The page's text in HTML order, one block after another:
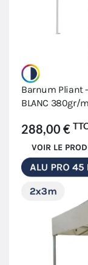
Barnum Pliant
BLANC 380gr/
288,00 €
VOIR LE